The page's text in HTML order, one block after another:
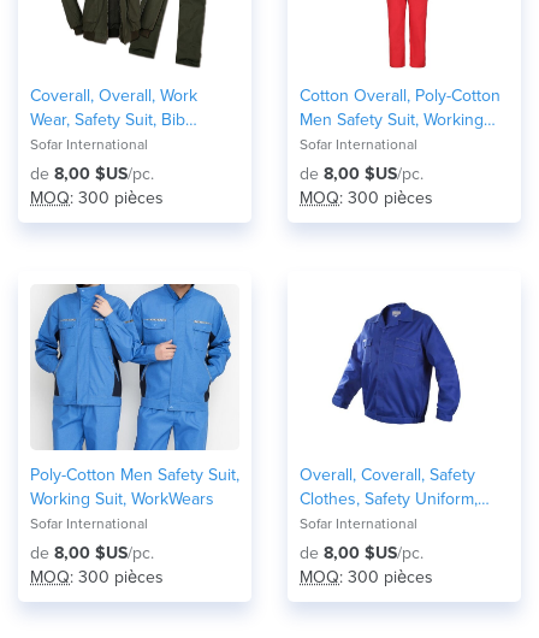
Coverall, Overall, Work
Wear, Safety Suit, Bib
Working Trousers
Sofar International
de 8,00 $US/pc.
MOQ: 300 pièces
Cotton Overall, Poly-Cotton
Men Safety Suit, Working
Suit, WorkWears
Sofar International
de 8,00 $US/pc.
MOQ: 300 pièces
Poly-Cotton Men Safety Suit,
Working Suit, WorkWears
Sofar International
de 8,00 $US/pc.
MOQ: 300 pièces
Overall, Coverall, Safety
Clothes, Safety Uniform,
WorkWear
Sofar International
de 8,00 $US/pc.
MOQ: 300 pièces